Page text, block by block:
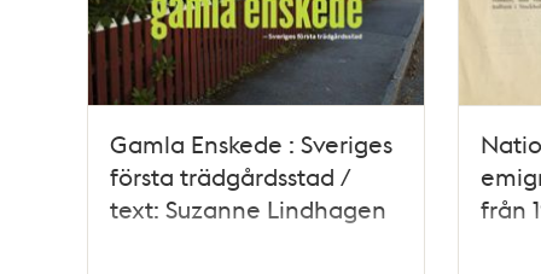
Gamla Enskede : Sveriges
första trädgårdsstad /
text: Suzanne Lindhagen
från